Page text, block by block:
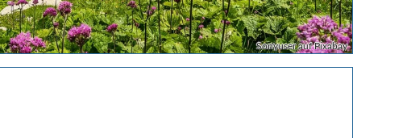
Sonyuser auf Pixabay